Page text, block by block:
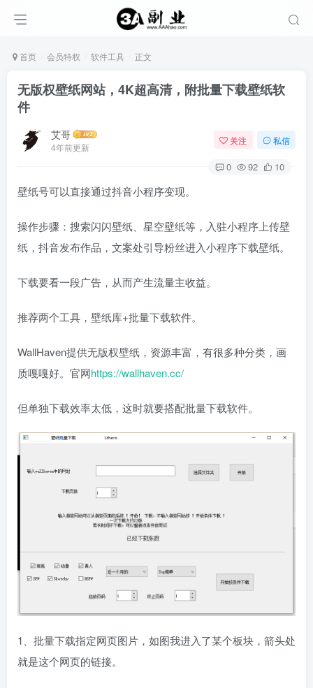
首页 会员特权 软件工具 正文
无版权壁纸网站，4K超高清，附批量下载壁纸软
件
艾哥
4年前更新
关注 私信
0 92 10
壁纸号可以直接通过抖音小程序变现。
操作步骤：搜索闪闪壁纸、星空壁纸等，入驻小程序上传壁
纸，抖音发布作品，文案处引导粉丝进入小程序下载壁纸。
下载要看一段广告，从而产生流量主收益。
推荐两个工具，壁纸库+批量下载软件。
WallHaven提供无版权壁纸，资源丰富，有很多种分类，画
质嘎嘎好。官网https://wallhaven.cc/
但单独下载效率太低，这时就要搭配批量下载软件。
1、批量下载指定网页图片，如图我进入了某个板块，箭头处
就是这个网页的链接。